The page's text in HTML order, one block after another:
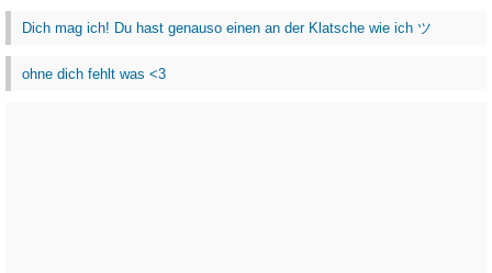
Dich mag ich! Du hast genauso einen an der Klatsche wie ich ツ
ohne dich fehlt was <3